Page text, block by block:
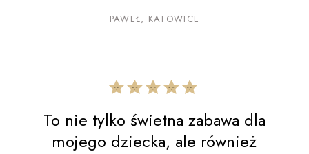
PAWEŁ, KATOWICE
To nie tylko świetna zabawa dla
mojego dziecka, ale również